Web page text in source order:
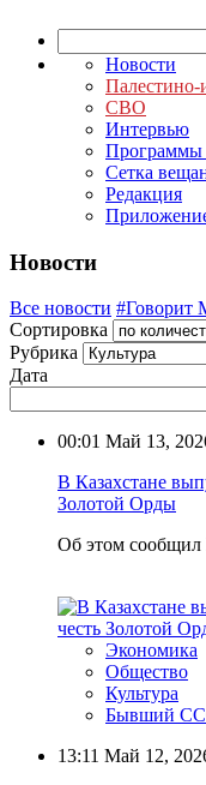
Новости
Палестино-
СВО
Интервью
Программы
Сетка
Редакция
Новости
Все новости #Говорит
Сортировка
Рубрика
Дата
00:01 Май 13,
В Казахстане
Золотой Орды
Об этом сообщил
Экономика
Общество
Культура
Бывший
13:11 Май 12,